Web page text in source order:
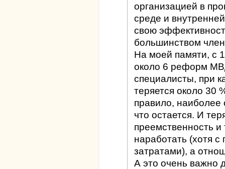
организацией в
среде и
свою
большинством
На моей памяти, с
около 6 реформ
специалисты, при
теряется около 30
правило, наиболее
что остается. И
преемственность
наработать (хотя
затратами), а
А это очень важно